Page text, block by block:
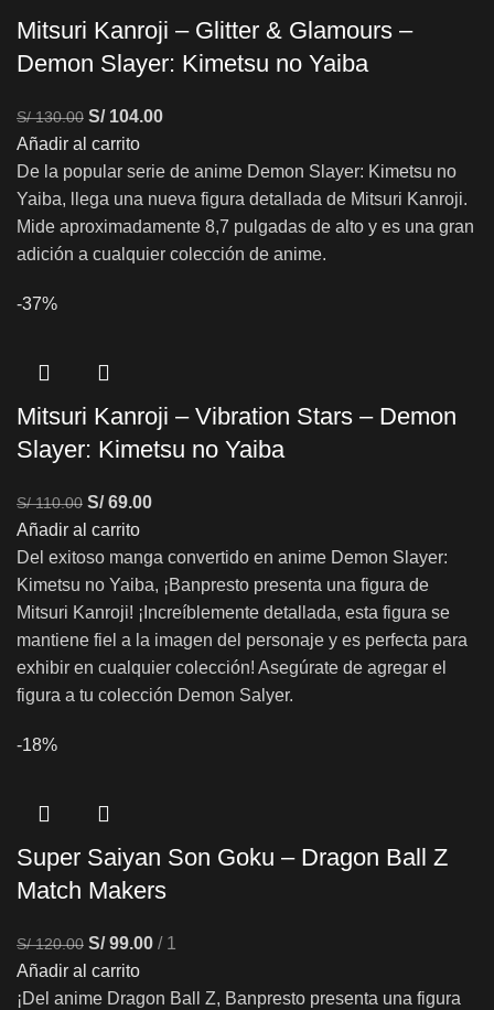
Mitsuri Kanroji – Glitter & Glamours –
Demon Slayer: Kimetsu no Yaiba
S/130.00 S/104.00
Añadir al carrito
De la popular serie de anime Demon Slayer: Kimetsu no
Yaiba, llega una nueva figura detallada de Mitsuri Kanroji.
Mide aproximadamente 8,7 pulgadas de alto y es una gran
adición a cualquier colección de anime.
-37%
Mitsuri Kanroji – Vibration Stars – Demon
Slayer: Kimetsu no Yaiba
S/110.00 S/69.00
Añadir al carrito
Del exitoso manga convertido en anime Demon Slayer:
Kimetsu no Yaiba, ¡Banpresto presenta una figura de
Mitsuri Kanroji! ¡Increíblemente detallada, esta figura se
mantiene fiel a la imagen del personaje y es perfecta para
exhibir en cualquier colección! Asegúrate de agregar el
figura a tu colección Demon Salyer.
-18%
Super Saiyan Son Goku – Dragon Ball Z
Match Makers
S/120.00 S/99.00
1
Añadir al carrito
¡Del anime Dragon Ball Z, Banpresto presenta una figura